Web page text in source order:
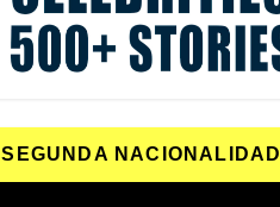
SEGUNDA NACIONALIDAD